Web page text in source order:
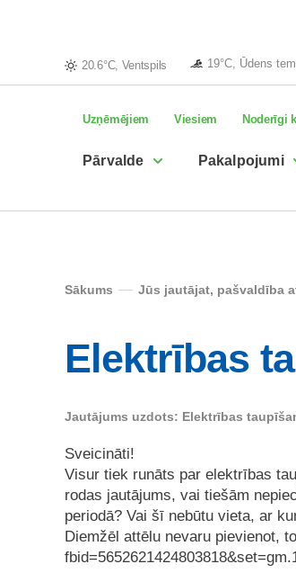
20.6°C, Ventspils 19°C, Ūdens
Uzņēmējiem Viesiem Noderīgi
Pārvalde Pakalpojumi
Sākums Jūs jautājat, pašvaldība
Elektrības
Jautājums uzdots: Elektrības
Sveicināti!
Visur tiek runāts par elektrības
rodas jautājums, vai tiešām
periodā? Vai šī nebūtu vieta, ar
Diemžēl attēlu nevaru pievienot,